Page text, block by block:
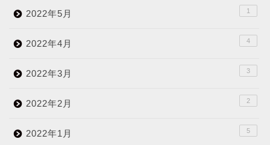
2022年5月 1
2022年4月 4
2022年3月 3
2022年2月 2
2022年1月 5